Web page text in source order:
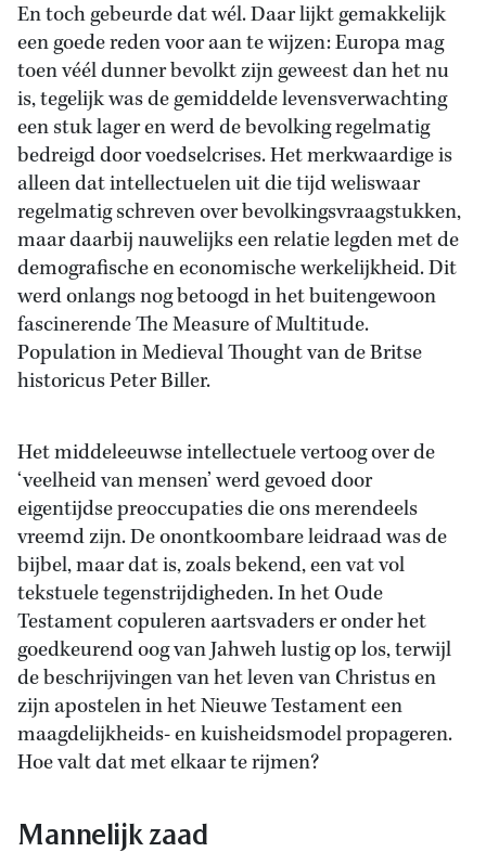
En toch gebeurde dat wél. Daar lijkt gemakkelijk
een goede reden voor aan te wijzen: Europa mag
toen véél dunner bevolkt zijn geweest dan het nu
is, tegelijk was de gemiddelde levensverwachting
een stuk lager en werd de bevolking regelmatig
bedreigd door voedselcrises. Het merkwaardige is
alleen dat intellectuelen uit die tijd weliswaar
regelmatig schreven over bevolkingsvraagstukken,
maar daarbij nauwelijks een relatie legden met de
demografische en economische werkelijkheid. Dit
werd onlangs nog betoogd in het buitengewoon
fascinerende The Measure of Multitude.
Population in Medieval Thought van de Britse
historicus Peter Biller.
Het middeleeuwse intellectuele vertoog over de
‘veelheid van mensen’ werd gevoed door
eigentijdse preoccupaties die ons merendeels
vreemd zijn. De onontkoombare leidraad was de
bijbel, maar dat is, zoals bekend, een vat vol
tekstuele tegenstrijdigheden. In het Oude
Testament copuleren aartsvaders er onder het
goedkeurend oog van Jahweh lustig op los, terwijl
de beschrijvingen van het leven van Christus en
zijn apostelen in het Nieuwe Testament een
maagdelijkheids- en kuisheidsmodel propageren.
Hoe valt dat met elkaar te rijmen?
Mannelijk zaad